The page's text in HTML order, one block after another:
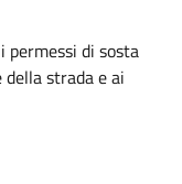
permessi di sosta
strada e ai